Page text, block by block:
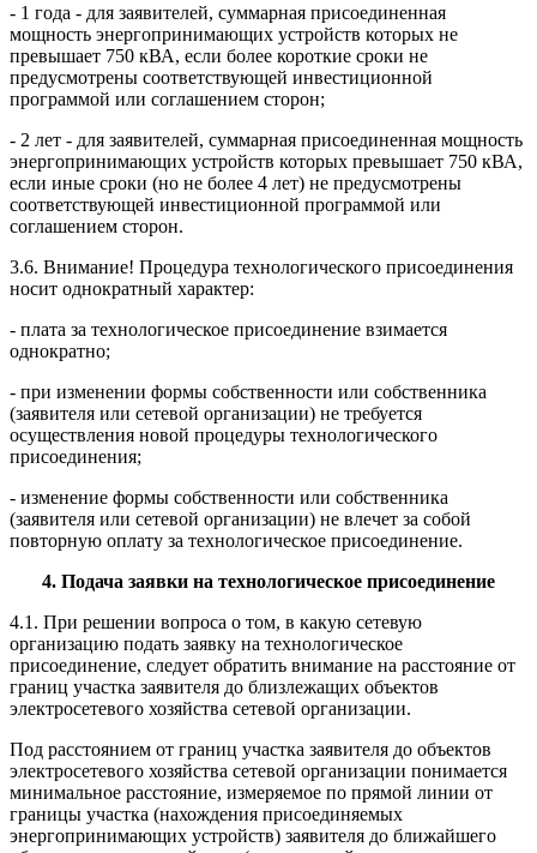
- 1 года - для заявителей, суммарная присоединенная
мощность энергопринимающих устройств которых не
превышает 750 кВА, если более короткие сроки не
предусмотрены соответствующей инвестиционной
программой или соглашением сторон;
- 2 лет - для заявителей, суммарная присоединенная мощность
энергопринимающих устройств которых превышает 750 кВА,
если иные сроки (но не более 4 лет) не предусмотрены
соответствующей инвестиционной программой или
соглашением сторон.
3.6. Внимание! Процедура технологического присоединения
носит однократный характер:
- плата за технологическое присоединение взимается
однократно;
- при изменении формы собственности или собственника
(заявителя или сетевой организации) не требуется
осуществления новой процедуры технологического
присоединения;
- изменение формы собственности или собственника
(заявителя или сетевой организации) не влечет за собой
повторную оплату за технологическое присоединение.
4. Подача заявки на технологическое присоединение
4.1. При решении вопроса о том, в какую сетевую
организацию подать заявку на технологическое
присоединение, следует обратить внимание на расстояние от
границ участка заявителя до близлежащих объектов
электросетевого хозяйства сетевой организации.
Под расстоянием от границ участка заявителя до объектов
электросетевого хозяйства сетевой организации понимается
минимальное расстояние, измеряемое по прямой линии от
границы участка (нахождения присоединяемых
энергопринимающих устройств) заявителя до ближайшего